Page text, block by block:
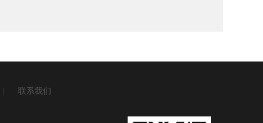
联系我们